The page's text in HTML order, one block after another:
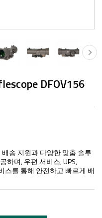
DFOV156
송 지원과 다양한 맞춤 솔루
하며, 우편 서비스, UPS,
스를 통해 안전하고 빠르게 배